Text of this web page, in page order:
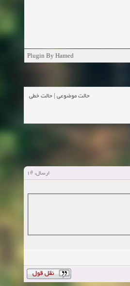
Plugin By Hamed
حالت موضوعی حالت خطی
ارسال: #1